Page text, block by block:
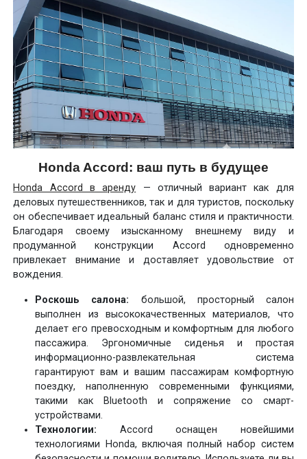
Honda Accord: ваш путь в будущее
Honda Accord в аренду — отличный вариант как для
деловых путешественников, так и для туристов, поскольку
он обеспечивает идеальный баланс стиля и практичности.
Благодаря своему изысканному внешнему виду и
продуманной конструкции Accord одновременно
привлекает внимание и доставляет удовольствие от
вождения.
Роскошь салона: большой, просторный салон
выполнен из высококачественных материалов, что
делает его превосходным и комфортным для любого
пассажира. Эргономичные сиденья и простая
информационно-развлекательная система
гарантируют вам и вашим пассажирам комфортную
поездку, наполненную современными функциями,
такими как Bluetooth и сопряжение со смарт-
устройствами.
Технологии: Accord оснащен новейшими
технологиями Honda, включая полный набор систем